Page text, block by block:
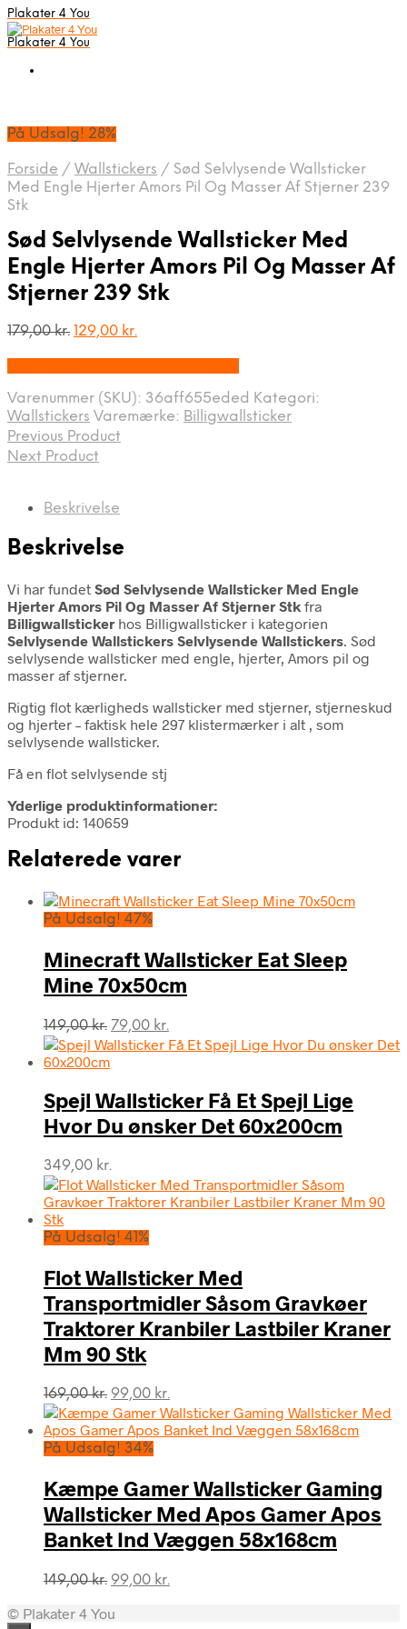
Plakater 4 You
Plakater 4 You
På Udsalg! 28%
Forside / Wallstickers / Sød Selvlysende Wallsticker
Med Engle Hjerter Amors Pil Og Masser Af Stjerner 239
Stk
Sød Selvlysende Wallsticker Med
Engle Hjerter Amors Pil Og Masser Af
Stjerner 239 Stk
179,00kr. Den
179,00 kr..
129,00 kr.Den
129,00 kr..
Varenummer (SKU): 36aff655eded Kategori:
Wallstickers Varemærke: Billigwallsticker
Previous Product
Next Product
Beskrivelse
Beskrivelse
Vi har fundet Sød Selvlysende Wallsticker Med Engle
Hjerter Amors Pil Og Masser Af Stjerner Stk fra
Billigwallsticker hos Billigwallsticker i kategorien
Selvlysende Wallstickers Selvlysende Wallstickers. Sød
selvlysende wallsticker med engle, hjerter, Amors pil og
masser af stjerner.
Rigtig flot kærligheds wallsticker med stjerner, stjerneskud
og hjerter – faktisk hele 297 klistermærker i alt , som
selvlysende wallsticker.
Få en flot selvlysende stj
Yderlige produktinformationer:
Produkt id: 140659
Relaterede varer
På Udsalg! 47%
Minecraft Wallsticker Eat Sleep
Mine 70x50cm
149,00kr. Den
oprindelige
149,00 kr..
79,00 kr.
aktuelle
79,00 kr..
Spejl Wallsticker Få Et Spejl Lige
Hvor Du ønsker Det 60x200cm
349,00 kr.
På Udsalg! 41%
Flot Wallsticker Med
Transportmidler Såsom Gravkøer
Traktorer Kranbiler Lastbiler Kraner
Mm 90 Stk
169,00kr. Den
oprindelige
pris
var:
99,00 kr.
aktuelle
pris
På Udsalg! 34%
Kæmpe Gamer Wallsticker Gaming
Wallsticker Med Apos Gamer Apos
Banket Ind Væggen 58x168cm
149,00kr. Den
pris
99,00 kr.
© Plakater 4 You